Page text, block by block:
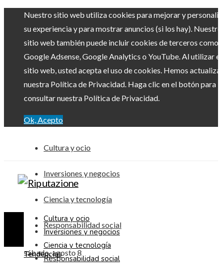
Nuestro sitio web utiliza cookies para mejorar y
su experiencia y para mostrar anuncios (si los hay). Nuestro
sitio web también puede incluir cookies de terceros como
Google Adsense, Google Analytics o YouTube. Al utilizar el
sitio web, usted acepta el uso de cookies. Hemos
nuestra Política de Privacidad. Haga clic en el botón para
consultar nuestra Política de Privacidad.
Ok, Acepto
Cultura y ocio
Inversiones y negocios
Ciencia y tecnología
Responsabilidad social
sábado, agosto 8
Cultura y ocio
Inversiones y negocios
Ciencia y tecnología
Responsabilidad social
Tendencias